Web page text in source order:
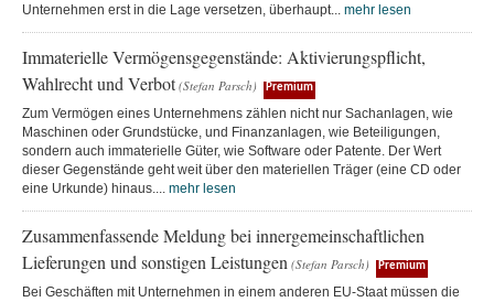
Unternehmen erst in die Lage versetzen, überhaupt... mehr lesen
Immaterielle Vermögensgegenstände: Aktivierungspflicht,
Wahlrecht und Verbot (Stefan Parsch) Premium
Zum Vermögen eines Unternehmens zählen nicht nur Sachanlagen, wie
Maschinen oder Grundstücke, und Finanzanlagen, wie Beteiligungen,
sondern auch immaterielle Güter, wie Software oder Patente. Der Wert
dieser Gegenstände geht weit über den materiellen Träger (eine CD oder
eine Urkunde) hinaus.... mehr lesen
Zusammenfassende Meldung bei innergemeinschaftlichen
Lieferungen und sonstigen Leistungen (Stefan Parsch) Premium
Bei Geschäften mit Unternehmen in einem anderen EU-Staat müssen die